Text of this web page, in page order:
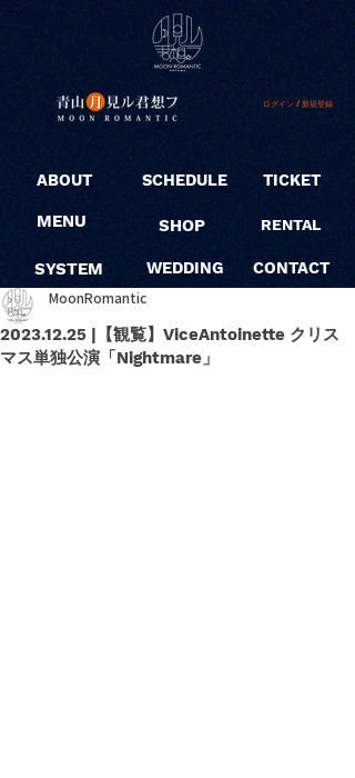
ログイン / 新規登録
ABOUT
MENU
SYSTEM
SCHEDULE
SHOP
WEDDING
TICKET
RENTAL
CONTACT
2023.12.25 |【観覧】ViceAntoinette クリス
マス単独公演「Nightmare」
MoonRomantic